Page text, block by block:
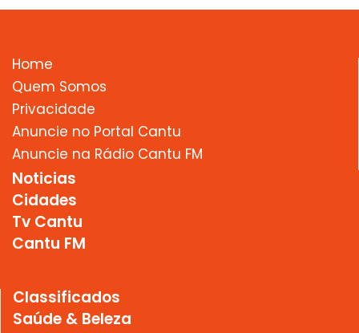
Home
Quem Somos
Privacidade
Anuncie no Portal Cantu
Anuncie na Rádio Cantu FM
Noticias
Cidades
Tv Cantu
Cantu FM
Classificados
Saúde & Beleza